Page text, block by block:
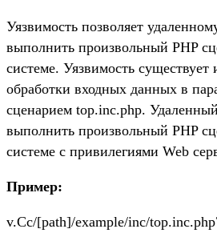
Уязвимость позволяет
выполнить произвольный PHP
системе. Уязвимость существует
обработки входных данных в
сценарием top.inc.php.
выполнить произвольный PHP
системе с привилегиями Web
Пример:
v.Cc/[path]/example/inc/